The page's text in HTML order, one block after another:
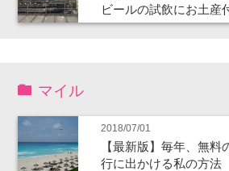
ビールの試飲にお土産
マイル
2018/07/01
【最新版】毎年、無
行に出かける私の方法